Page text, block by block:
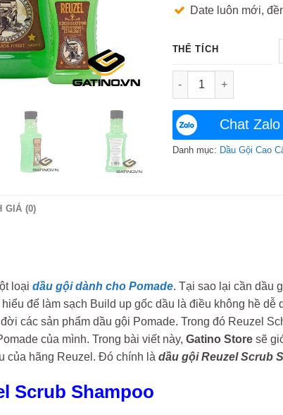
Date luôn mới,
THỂ TÍCH
Dầu gội Pomade
Chat Zalo
Danh mục: Dầu Gội Cao
GIÁ (0)
loại dầu gội dành cho Pomade. Tại sao lại cần dầu
hiểu để làm sạch Build up gốc dầu là điều không hề
các sản phẩm dầu gội Pomade. Trong đó Reuzel
của mình. Trong bài viết này, Gatino Store sẽ
của hãng Reuzel. Đó chính là dầu gội Reuzel Scrub
Scrub Shampoo